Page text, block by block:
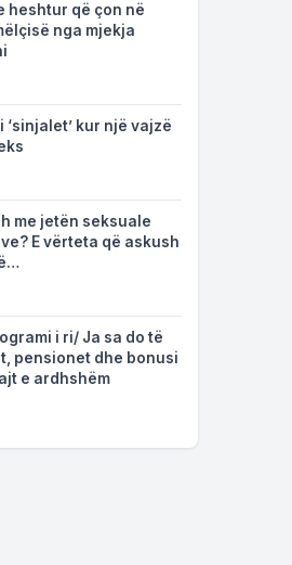
heshtur që çon në
nga mjekja
‘sinjalet’ kur një vajzë
me jetën seksuale
E vërteta që askush
i ri/ Ja sa do të
pensionet dhe bonusi
e ardhshëm